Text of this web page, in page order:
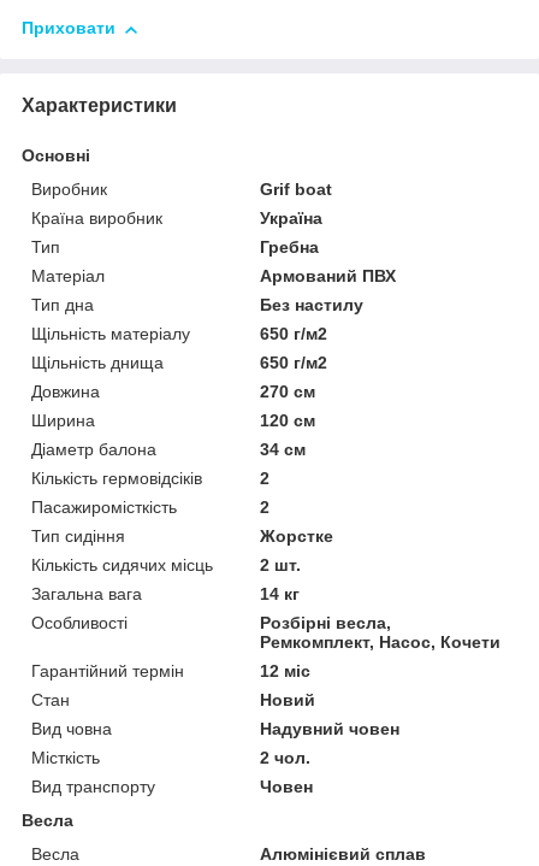
Приховати
Характеристики
Основні
Виробник
Grif boat
Країна виробник
Україна
Тип
Гребна
Матеріал
Армований ПВХ
Тип дна
Без настилу
Щільність матеріалу
650 г/м2
Щільність днища
650 г/м2
Довжина
270 см
Ширина
120 см
Діаметр балона
34 см
Кількість гермовідсіків
2
Пасажиромісткість
2
Тип сидіння
Жорстке
Кількість сидячих місць
2 шт.
Загальна вага
14 кг
Особливості
Розбірні весла,
Ремкомплект, Насос, Кочети
Гарантійний термін
12 міс
Стан
Новий
Вид човна
Надувний човен
Місткість
2 чол.
Вид транспорту
Човен
Весла
Весла
Алюмінієвий сплав